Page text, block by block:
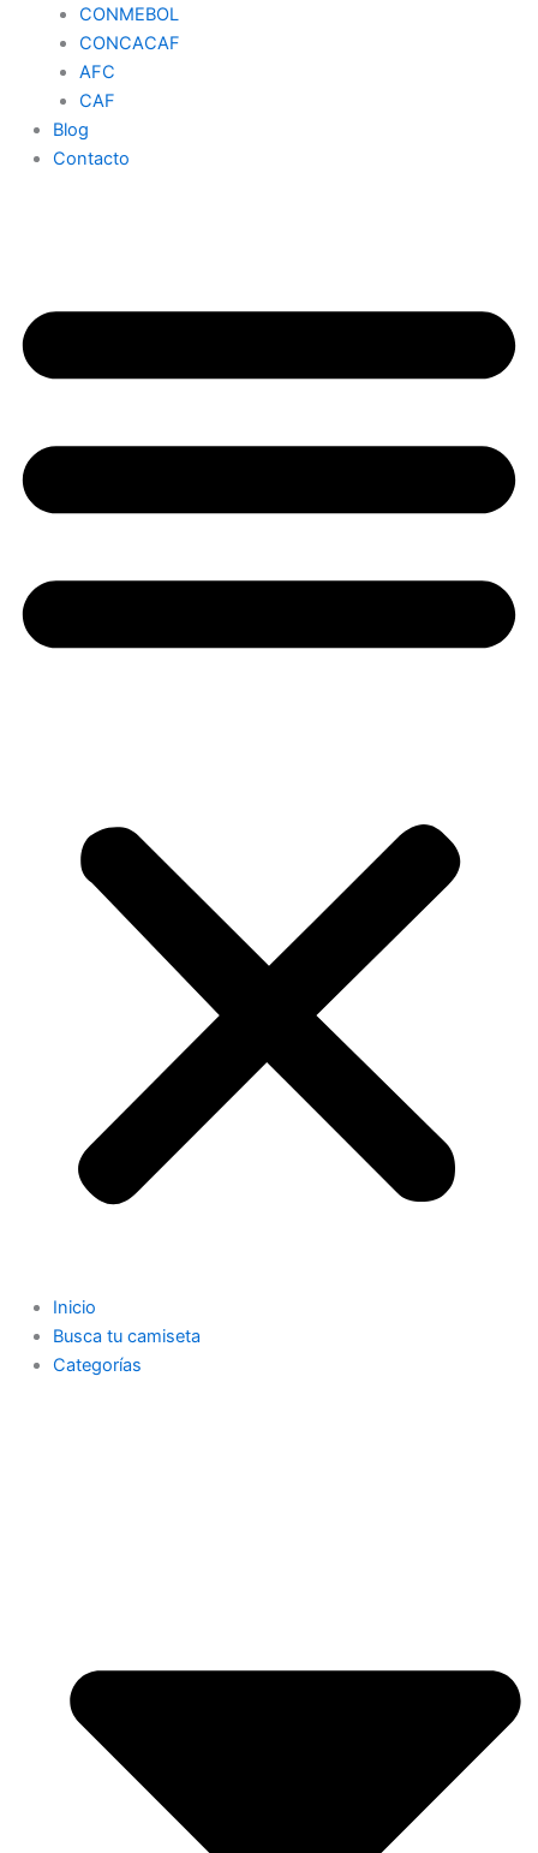
CONMEBOL
CONCACAF
AFC
CAF
Blog
Contacto
Inicio
Busca tu camiseta
Categorías